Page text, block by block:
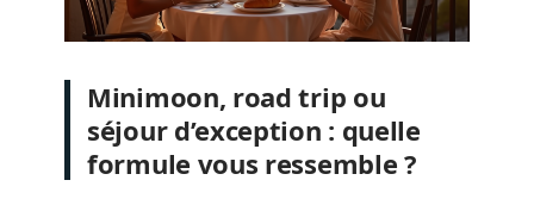
Minimoon, road trip ou
séjour d’exception : quelle
formule vous ressemble ?